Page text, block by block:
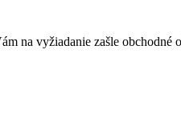
na vyžiadanie zašle obchodné